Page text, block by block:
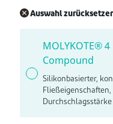
Auswahl
MOLYKOTE®
Compound
Silikonbasierter,